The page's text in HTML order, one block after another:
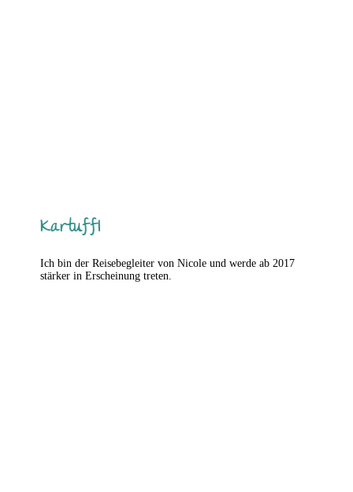
Kartuffl
Ich bin der Reisebegleiter von Nicole und werde ab 2017
stärker in Erscheinung treten.